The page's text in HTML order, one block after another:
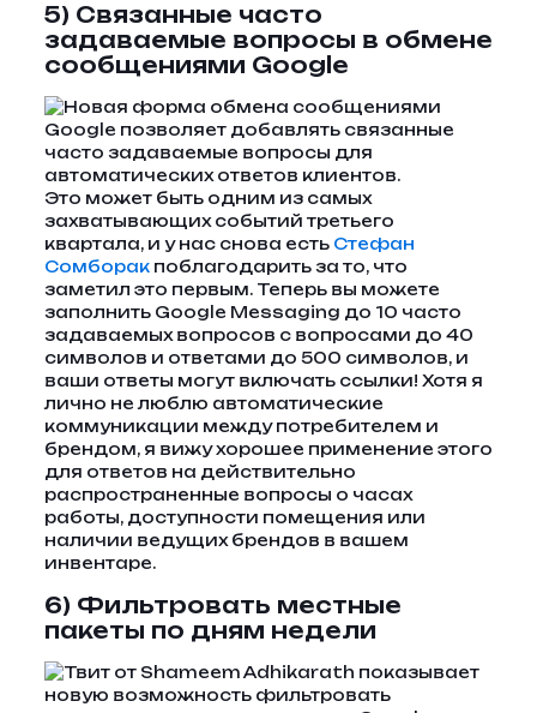
5) Связанные часто
задаваемые вопросы в обмене
сообщениями Google
Это может быть одним из самых
захватывающих событий третьего
квартала, и у нас снова есть Стефан
Сомборакпоблагодарить за то, что
заметил это первым. Теперь вы можете
заполнить Google Messaging до 10 часто
задаваемых вопросов с вопросами до 40
символов и ответами до 500 символов, и
ваши ответы могут включать ссылки! Хотя я
лично не люблю автоматические
коммуникации между потребителем и
брендом, я вижу хорошее применение этого
для ответов на действительно
распространенные вопросы о часах
работы, доступности помещения или
наличии ведущих брендов в вашем
инвентаре.
6) Фильтровать местные
пакеты по дням недели